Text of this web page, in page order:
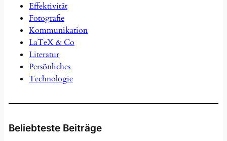
Effektivität
Fotografie
Kommunikation
LaTeX & Co
Literatur
Persönliches
Technologie
Beliebteste Beiträge